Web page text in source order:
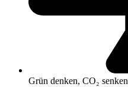
Grün denken, CO₂ senken